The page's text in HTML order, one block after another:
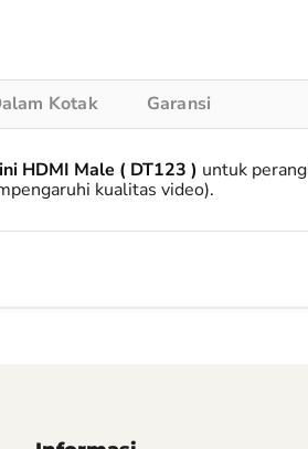
Kotak Garansi
HDMI Male ( DT123 ) untuk
kualitas video).